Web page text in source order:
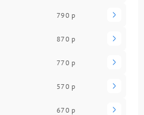
790 р
870 р
770 р
570 р
670 р